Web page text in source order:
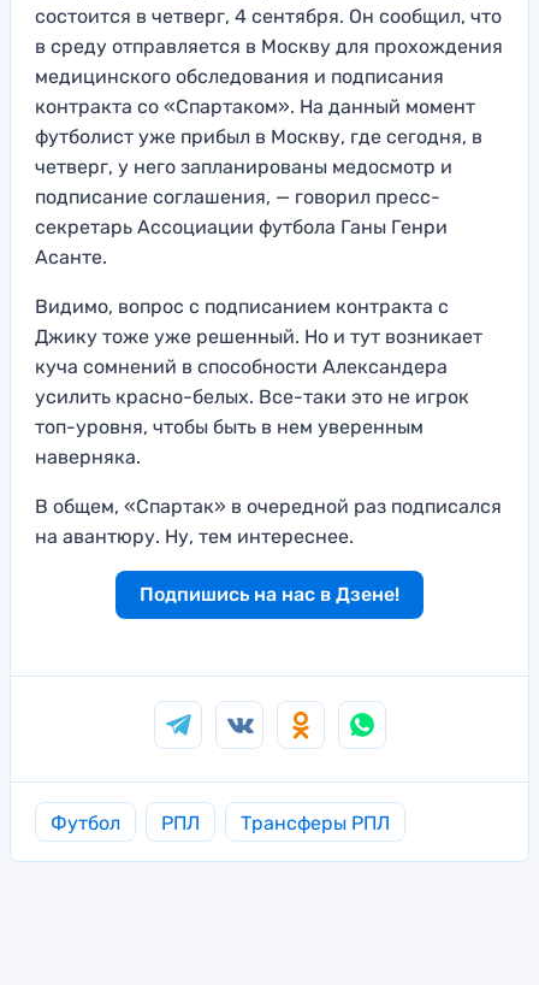
состоится в четверг, 4 сентября. Он сообщил, что
в среду отправляется в Москву для прохождения
медицинского обследования и подписания
контракта со «Спартаком». На данный момент
футболист уже прибыл в Москву, где сегодня, в
четверг, у него запланированы медосмотр и
подписание соглашения, — говорил пресс-
секретарь Ассоциации футбола Ганы Генри
Асанте.
Видимо, вопрос с подписанием контракта с
Джику тоже уже решенный. Но и тут возникает
куча сомнений в способности Александера
усилить красно-белых. Все-таки это не игрок
топ-уровня, чтобы быть в нем уверенным
наверняка.
В общем, «Спартак» в очередной раз подписался
на авантюру. Ну, тем интереснее.
Подпишись на нас в Дзене!
Футбол РПЛ Трансферы РПЛ